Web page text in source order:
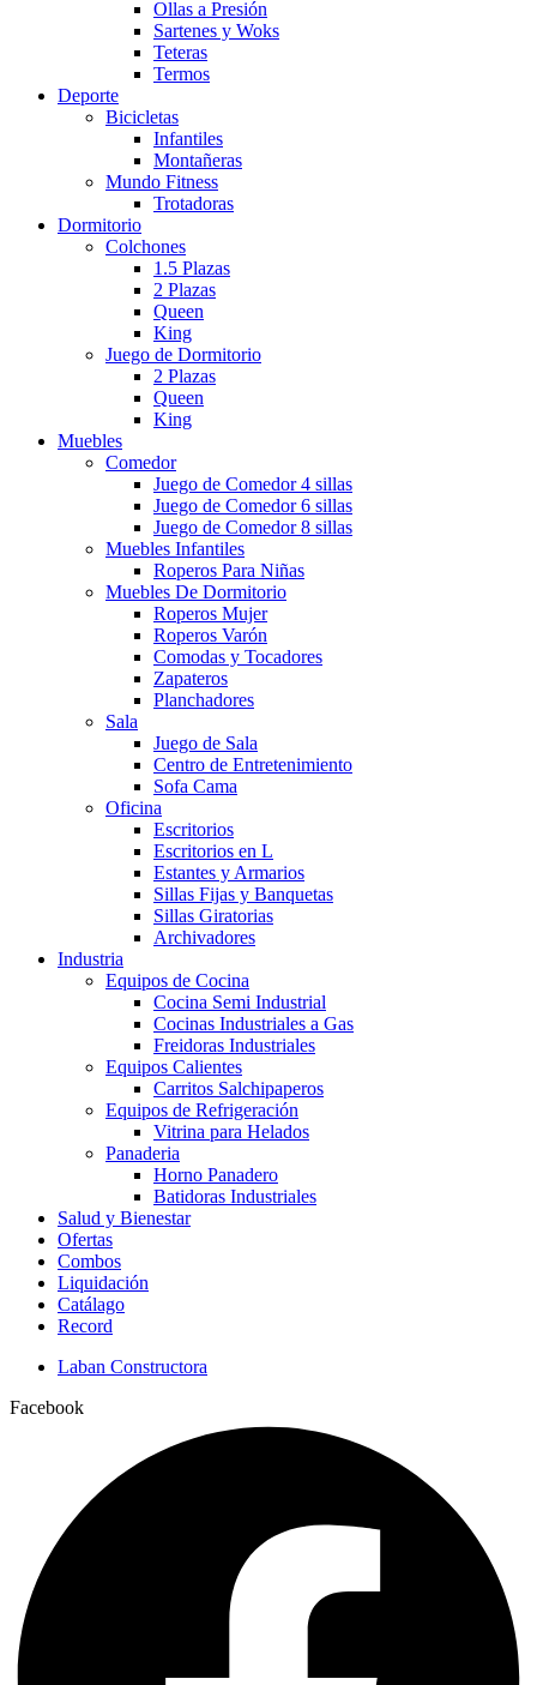
Ollas a Presión
Sartenes y Woks
Teteras
Termos
Deporte
Bicicletas
Infantiles
Montañeras
Mundo Fitness
Trotadoras
Dormitorio
Colchones
1.5 Plazas
2 Plazas
Queen
King
Juego de Dormitorio
2 Plazas
Queen
King
Muebles
Comedor
Juego de Comedor 4 sillas
Juego de Comedor 6 sillas
Juego de Comedor 8 sillas
Muebles Infantiles
Roperos Para Niñas
Muebles De Dormitorio
Roperos Mujer
Roperos Varón
Comodas y Tocadores
Zapateros
Planchadores
Sala
Juego de Sala
Centro de Entretenimiento
Sofa Cama
Oficina
Escritorios
Escritorios en L
Estantes y Armarios
Sillas Fijas y Banquetas
Sillas Giratorias
Archivadores
Industria
Equipos de Cocina
Cocina Semi Industrial
Cocinas Industriales a Gas
Freidoras Industriales
Equipos Calientes
Carritos Salchipaperos
Equipos de Refrigeración
Vitrina para Helados
Panaderia
Horno Panadero
Batidoras Industriales
Salud y Bienestar
Ofertas
Combos
Liquidación
Catálago
Record
Laban Constructora
Facebook